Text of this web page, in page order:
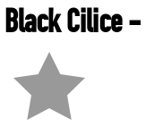
Black Cilice-